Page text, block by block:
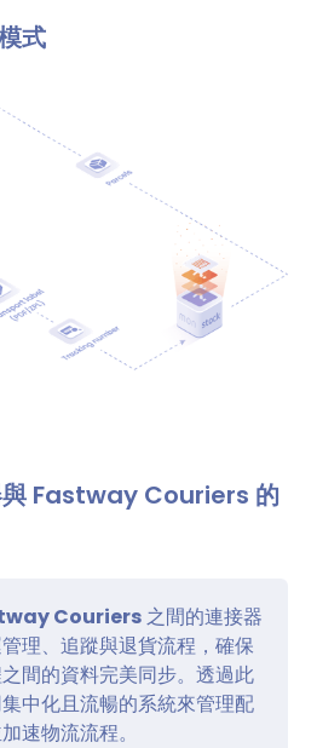
式
Fastway Couriers 的
Couriers之間的連接器
理、追蹤與退貨流程，確保
間的資料完美同步。透過此
中化且流暢的系統來管理配
速物流流程。